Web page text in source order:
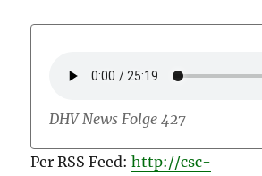
DHV News Folge 427
Per RSS Feed:http://csc-